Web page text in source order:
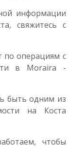
информации
свяжитесь с
по операциям с
в Moraira -
быть одним из
на Коста
чтобы